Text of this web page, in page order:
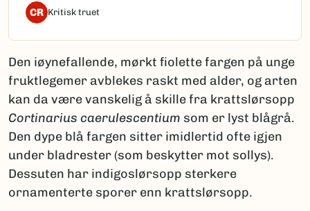
CR Kritisk truet
Den iøynefallende, mørkt fiolette fargen på unge
fruktlegemer avblekes raskt med alder, og arten
kan da være vanskelig å skille fra krattslørsopp
Cortinarius caerulescentium som er lyst blågrå.
Den dype blå fargen sitter imidlertid ofte igjen
under bladrester (som beskytter mot sollys).
Dessuten har indigoslørsopp sterkere
ornamenterte sporer enn krattslørsopp.